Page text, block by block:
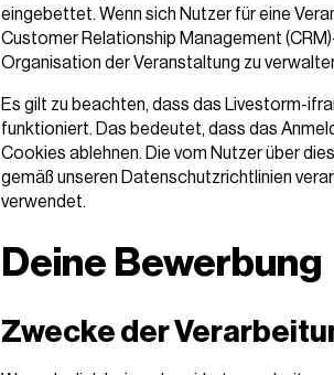
eingebettet. Wenn sich Nutzer für eine
Customer Relationship Management
Organisation der Veranstaltung zu
Es gilt zu beachten, dass das Livestorm-
funktioniert. Das bedeutet, dass das
Cookies ablehnen. Die vom Nutzer über
gemäß unseren Datenschutzrichtlinien
verwendet.
Deine Bewerbung
Zwecke der